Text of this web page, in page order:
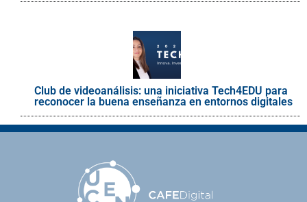
Club de videoanálisis: una iniciativa Tech4EDU para
reconocer la buena enseñanza en entornos digitales